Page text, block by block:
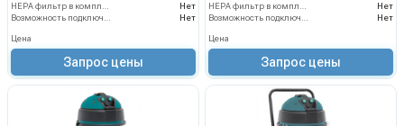
Нет
Нет
Цена
Запрос цены
Нет
Нет
Цена
Запрос цены